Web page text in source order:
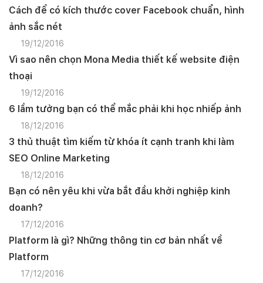
Cách để có kích thước cover Facebook chuẩn, hình
ảnh sắc nét
19/12/2016
Vì sao nên chọn Mona Media thiết kế website điện
thoại
19/12/2016
6 lầm tưởng bạn có thể mắc phải khi học nhiếp ảnh
18/12/2016
3 thủ thuật tìm kiếm từ khóa ít cạnh tranh khi làm
SEO Online Marketing
18/12/2016
Bạn có nên yêu khi vừa bắt đầu khởi nghiệp kinh
doanh?
17/12/2016
Platform là gì? Những thông tin cơ bản nhất về
Platform
17/12/2016